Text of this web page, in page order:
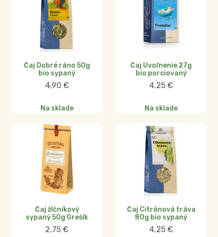
Čaj Dobré ráno 50g
bio sypaný
4,90 €
Na sklade
Čaj Uvoľnenie 27g
bio porciovaný
4,25 €
Na sklade
Čaj žlčníkový
sypaný 50g Grešík
2,75 €
Čaj Citrónová tráva
80g bio sypaný
4,25 €